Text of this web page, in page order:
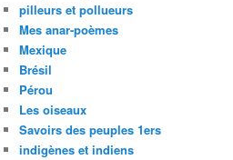
pilleurs et pollueurs
Mes anar-poèmes
Mexique
Brésil
Pérou
Les oiseaux
Savoirs des peuples 1ers
indigènes et indiens